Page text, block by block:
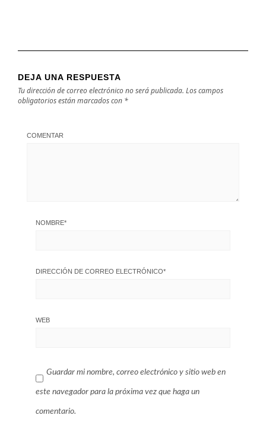
DEJA UNA RESPUESTA
Tu dirección de correo electrónico no será publicada. Los campos
obligatorios están marcados con *
COMENTAR
NOMBRE*
DIRECCIÓN DE CORREO ELECTRÓNICO*
WEB
Guardar mi nombre, correo electrónico y sitio web en
este navegador para la próxima vez que haga un
comentario.